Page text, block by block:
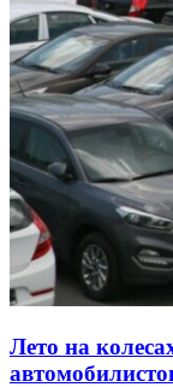
Лето на